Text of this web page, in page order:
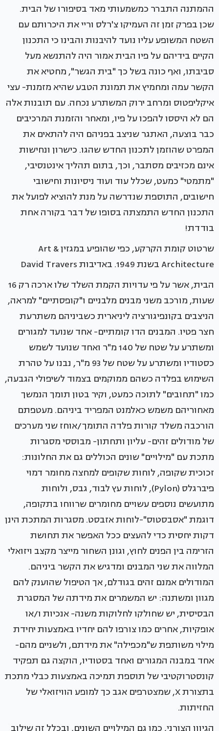
ההמתנה התברר כמשמעותי מאד בסיפורו של הבית.
שכן בפרק זמן זה העמיקו צ'רלס וריי את היכרותם עם
השטח המשופע עליו נועד להיבנות והבינו כי התכנון
הקיים בידיהם על פיו הבית אמור היה להתנשא מעל
סביבתו, ואף כונה בשל כך "בית הגשר", מחטיא את
הקשר עמה ומחמיץ את תמונת הטבע שהיא מזמנת- עצי
איקליפטוס ומרחב ירוק המשתרע נכחה. עם תובנות אלה
הם לא היססו להפכו על פיו, ומאחר והזמנת המרכיבים
כבר בוצעה, האתגר שניצב בפניהם היה להתאים את
המפרט שהוזמן לתכנון החדש שהגו. כישרון ונחישות
אינם מכזיבים מסתבר, וכך, בתום תהליך אינטנסיבי,
"מתמטי" כמעט, שכלל עוד ועוד ניסיונות וחישובי
חישובים, התוספת שנדרשה על מנת להוציא לפועל את
התכנון החדש התמצתה בסופו של דבר בקורה אחת
בודדת!
שרטוט קומת הקרקע, כפי שהופיע במגזין Art &
Architecture בשנת 1949. באדיבות David Travers
הבית, אשר על פי עדויות הקמת השלד שלו ארכה רק 16
שעות, מורכב משני מבנים מלבניים ו"קופסתיים" למראה,
הניצבים בקונפיגורציה ליניארית כשביניהם משתרעת
חצר פטיו. המבנים הדו קומתיים- אחד שנועד למגורים
ומשתרע על שטח של 140 מ"ר ואחד שנועד לשמש
כסטודיו ומשתרע על שטח של 93 מ"ר, נבנו על טהרת
השימוש בפלדה כשהם ממוקמים בצמוד לשיפולי הגבעה,
כמו "תחובים" לתוכה כמעט, וקיר בטון תומך הנמשך
מאחוריהם משמש כאלמנט המפריד ביניהם. מעטפתם
הורכבה משלד קורות פלדה התומך/אוחז שני מערכים
של מודולים זהים- עליון ותחתון- מבוססי מסגרות
מתכת עם "מילויים" שונים הכוללים גם את החלונות:
זכוכית שקופה, לוחות שקופים למחצה מחומר דמוי
פיברגלס (Pylon), לוחות עץ לבוד, גבס, ולוחות
מתועשים נוספים עשויים מחומרים שרווחו בתקופה,
דוגמת "אסבסטוס"-לוחות אזבסט. מסגרות המתכת הינן
דקות יחסית כדי להעצים ככל האפשר את תחושת
הזרימה בין הפנים לחוץ, וגונן השחור מייצר מקצב ויזואלי
המלווה את שני המבנים ומדגיש את הקשר ביניהם.
המודולים אמנם זהים בגודלם, אך הטיפול שהוענק להם
מגוון ומשתנה: יש המשמרים את מידתה של המסגרת
הבסיסית, יש שחולקו לחלוקות משנה- אנכיות ו/או
אופקיות, אחרים כמו צורפו להם יחדיו באמצעות יחידת
מילוי משותפת ש"מכפילה" את מידתם, ולשניים מהם-
אחד במבנה המגורים ואחד בסטודיו, הוקצה גם תפקיד
קונסטרוקטיבי של תוספת תמיכה באמצעות כבלי מתכת
בתצורת X, שמצטרפים אגב כך למופע הוויזואלי של
החזיתות.
הגיוון הצורני, כמו גם המילויים השונים, ובכלל זה שילוב